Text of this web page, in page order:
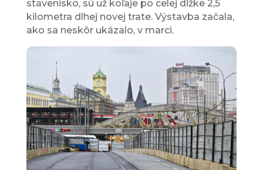
stavenisko, sú už koľaje po celej dĺžke 2,5
kilometra dlhej novej trate. Výstavba začala,
ako sa neskôr ukázalo, v marci.